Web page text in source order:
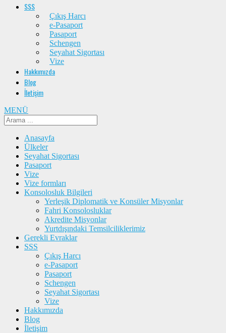
SSS
Çıkış Harcı
e-Pasaport
Pasaport
Schengen
Seyahat Sigortası
Vize
Hakkımızda
Blog
İletişim
MENÜ
Anasayfa
Ülkeler
Seyahat Sigortası
Pasaport
Vize
Vize formları
Konsolosluk Bilgileri
Yerleşik Diplomatik ve Konsüler Misyonlar
Fahri Konsolosluklar
Akredite Misyonlar
Yurtdışındaki Temsilciliklerimiz
Gerekli Evraklar
SSS
Çıkış Harcı
e-Pasaport
Pasaport
Schengen
Seyahat Sigortası
Vize
Hakkımızda
Blog
İletişim